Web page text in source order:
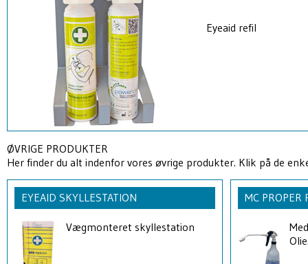
Eyeaid refil
ØVRIGE PRODUKTER
Her finder du alt indenfor vores øvrige produkter. Klik på de
EYEAID SKYLLESTATION
Vægmonteret skyllestation
MC PROPER